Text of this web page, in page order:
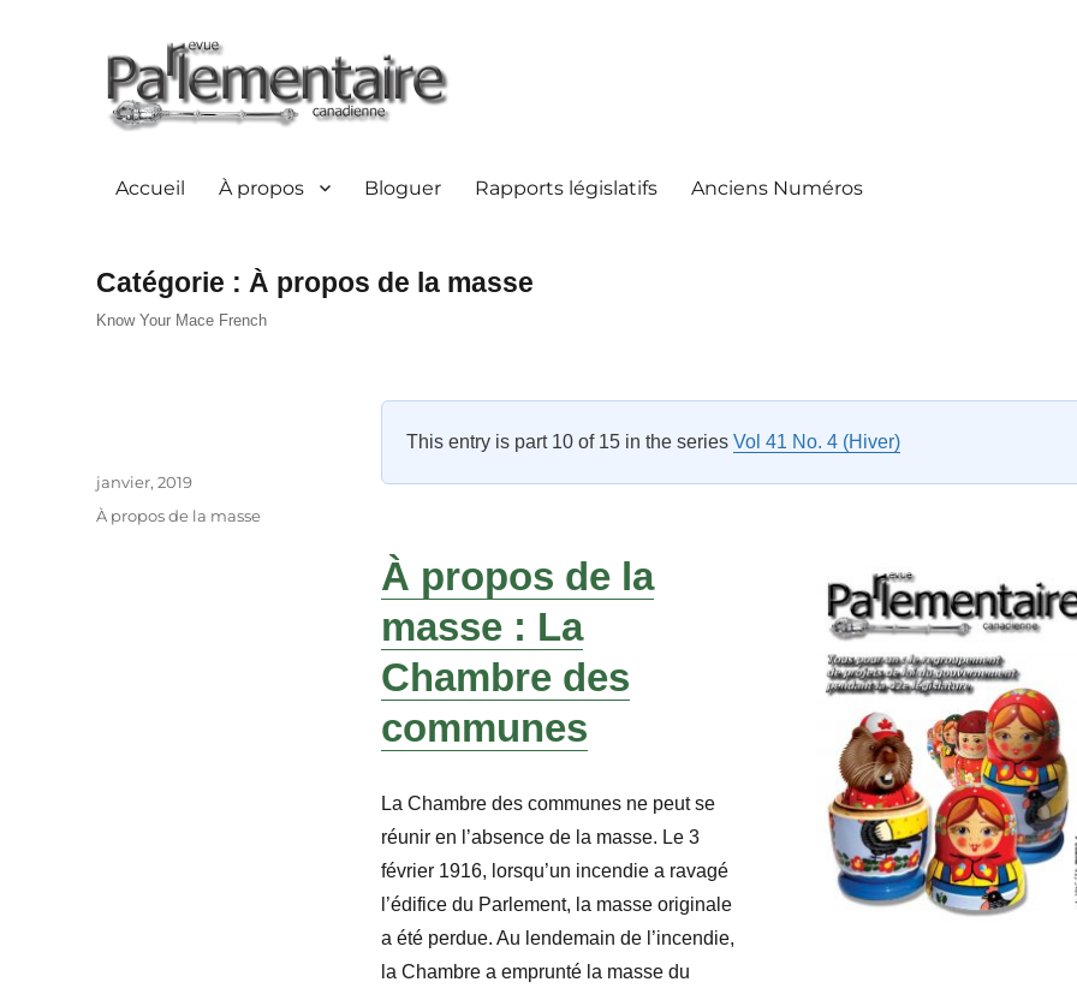
Accueil À propos Bloguer Rapports législatifs Anciens Numéros
Catégorie : À propos de la masse
Know Your Mace French
This entry is part 10 of 15 in the series Vol 41 No. 4 (Hiver)
À propos de la
masse : La
Chambre des
communes
La Chambre des communes ne peut se
réunir en l’absence de la masse. Le 3
février 1916, lorsqu’un incendie a ravagé
l’édifice du Parlement, la masse originale
a été perdue. Au lendemain de l’incendie,
la Chambre a emprunté la masse du
Auteur
Publié
le
janvier, 2019
Catégories
À propos de la masse